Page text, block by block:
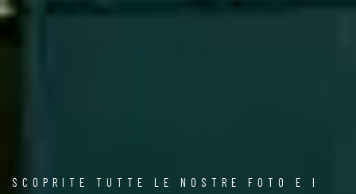
SCOPRITE TUTTE LE NOSTRE FOTO E I